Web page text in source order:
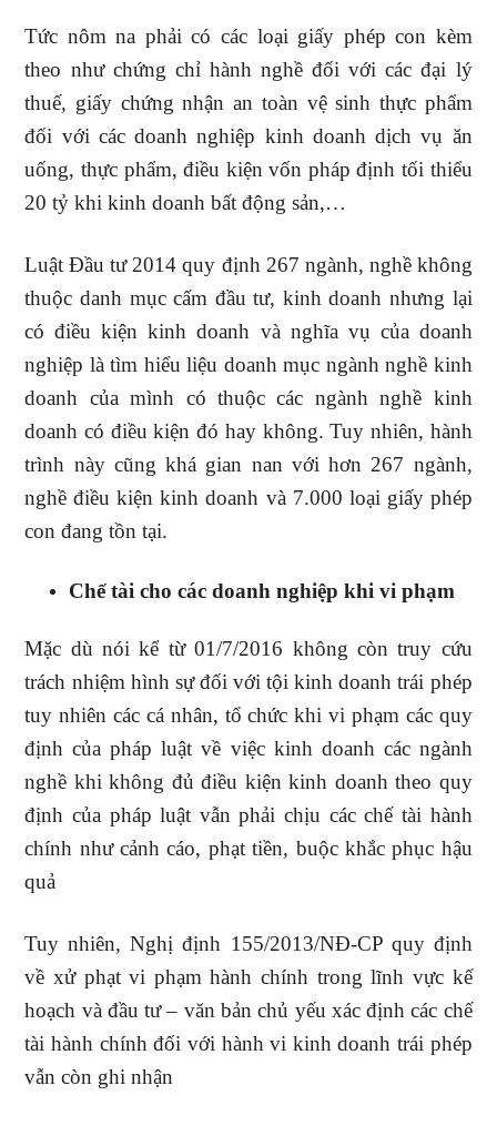
Tức nôm na phải có các loại giấy phép con kèm
theo như chứng chỉ hành nghề đối với các đại lý
thuế, giấy chứng nhận an toàn vệ sinh thực phẩm
đối với các doanh nghiệp kinh doanh dịch vụ ăn
uống, thực phẩm, điều kiện vốn pháp định tối thiểu
20 tỷ khi kinh doanh bất động sản,…
Luật Đầu tư 2014 quy định 267 ngành, nghề không
thuộc danh mục cấm đầu tư, kinh doanh nhưng lại
có điều kiện kinh doanh và nghĩa vụ của doanh
nghiệp là tìm hiểu liệu doanh mục ngành nghề kinh
doanh của mình có thuộc các ngành nghề kinh
doanh có điều kiện đó hay không. Tuy nhiên, hành
trình này cũng khá gian nan với hơn 267 ngành,
nghề điều kiện kinh doanh và 7.000 loại giấy phép
con đang tồn tại.
Chế tài cho các doanh nghiệp khi vi phạm
Mặc dù nói kể từ 01/7/2016 không còn truy cứu
trách nhiệm hình sự đối với tội kinh doanh trái phép
tuy nhiên các cá nhân, tổ chức khi vi phạm các quy
định của pháp luật về việc kinh doanh các ngành
nghề khi không đủ điều kiện kinh doanh theo quy
định của pháp luật vẫn phải chịu các chế tài hành
chính như cảnh cáo, phạt tiền, buộc khắc phục hậu
quả
Tuy nhiên, Nghị định 155/2013/NĐ-CP quy định
về xử phạt vi phạm hành chính trong lĩnh vực kế
hoạch và đầu tư – văn bản chủ yếu xác định các chế
tài hành chính đối với hành vi kinh doanh trái phép
vẫn còn ghi nhận